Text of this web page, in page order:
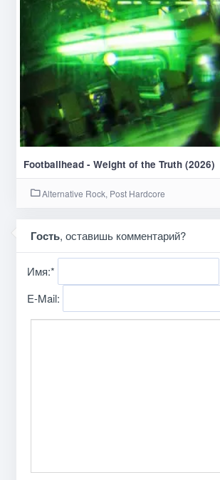
Footballhead - Weight of the Truth (2026)
Alternative Rock, Post Hardcore
Гость, оставишь комментарий?
Имя:*
E-Mail: